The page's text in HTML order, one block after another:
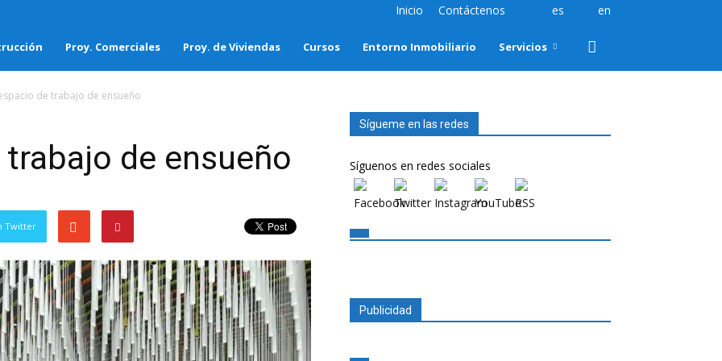
Inicio Contáctenos es en
Proy. Comerciales Proy. de Viviendas Cursos Entorno Inmobiliario Servicios
de trabajo de ensueño
de ensueño
Twitter
Sígueme en las redes
Síguenos en redes sociales
Publicidad